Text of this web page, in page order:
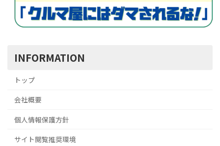
INFORMATION
トップ
会社概要
個人情報保護方針
サイト閲覧推奨環境